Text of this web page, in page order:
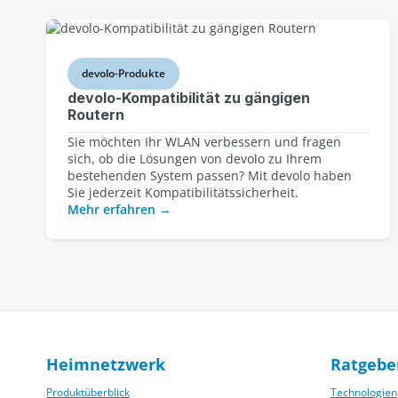
devolo-Produkte
devolo-Kompatibilität zu gängigen
Routern
Sie möchten Ihr WLAN verbessern und fragen
sich, ob die Lösungen von devolo zu Ihrem
bestehenden System passen? Mit devolo haben
Sie jederzeit Kompatibilitätssicherheit.
Mehr erfahren
Heimnetzwerk
Produktüberblick Technologien